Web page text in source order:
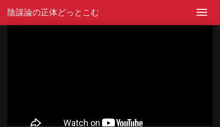
陰謀論の正体どっとこむ